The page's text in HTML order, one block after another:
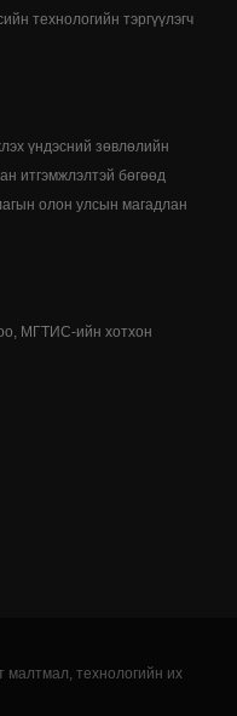
технологийн тэргүүлэгч
үндэсний зөвлөлийн
итгэмжлэлтэй бөгөөд
олон улсын магадлан
МГТИС-ийн хотхон
технологийн их